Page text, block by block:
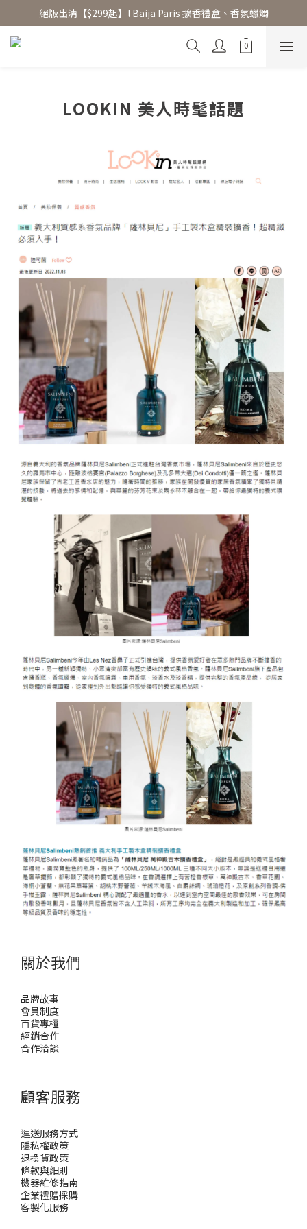
香氛水氧機、擴香香水原精  l 兩件85、三件79折
絕版出清【$299起】l Baija Paris 擴香禮盒、香氛蠟燭
加入 LINE 好友領 $100 折價券 │ 點此加入👆
LOOKIN 美人時髦話題
關於我們
品牌故事
會員制度
百貨專櫃
經銷合作
合作洽談
顧客服務
運送服務方式
隱私權政策
退換貨政策
條款與細則
機器維修指南
企業禮贈採購
客製化服務